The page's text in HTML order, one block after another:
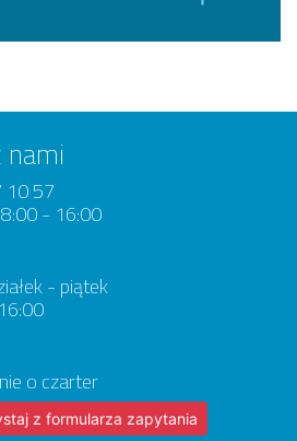
10 57
- 16:00
- piątek
o czarter
z formularza zapytania